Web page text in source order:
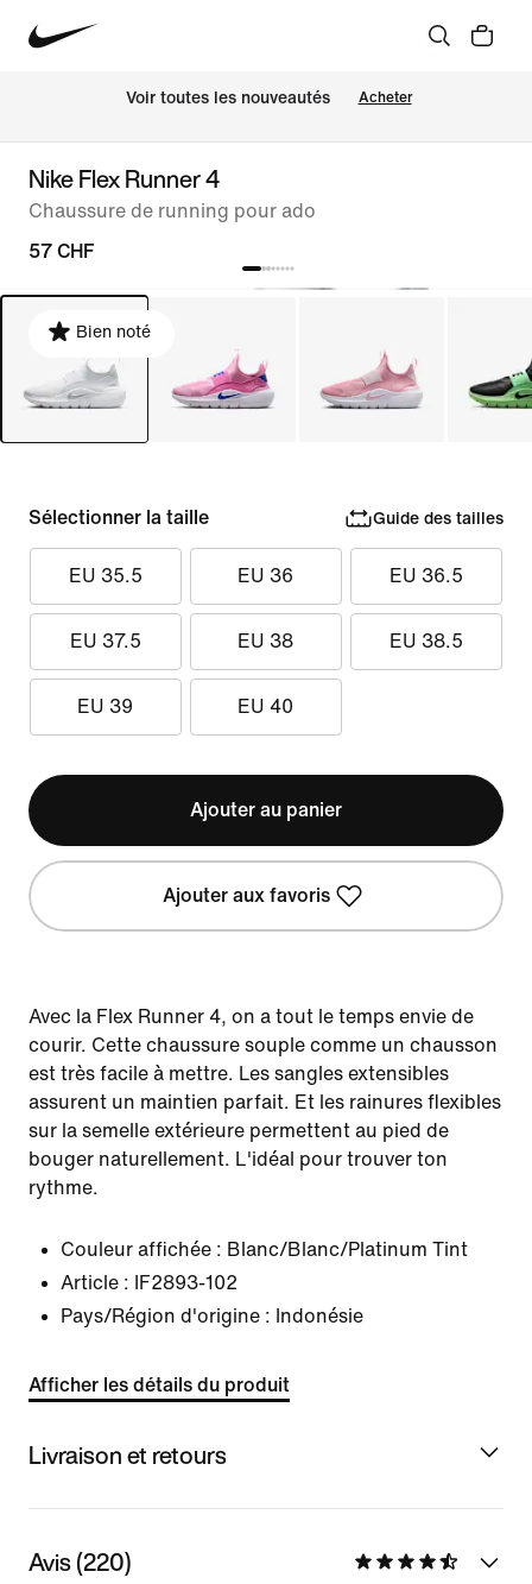
Voir toutes les nouveautés Acheter
Nike Flex Runner 4
Chaussure de running pour ado
57 CHF
Bien noté
Sélectionner la taille Guide des tailles
EU 35.5 EU 36 EU 36.5
EU 37.5 EU 38 EU 38.5
EU 39 EU 40
Ajouter au panier
Ajouter aux favoris
Avec la Flex Runner 4, on a tout le temps envie de
courir. Cette chaussure souple comme un chausson
est très facile à mettre. Les sangles extensibles
assurent un maintien parfait. Et les rainures flexibles
sur la semelle extérieure permettent au pied de
bouger naturellement. L'idéal pour trouver ton
rythme.
Couleur affichée : Blanc/Blanc/Platinum Tint
Article :
IF2893-102
Pays/Région d'origine : Indonésie
Afficher les détails du produit
Livraison et retours
Avis (220)